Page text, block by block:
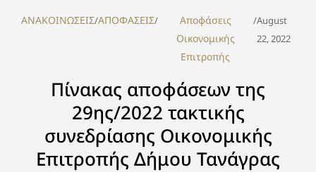
ΑΝΑΚΟΙΝΩΣΕΙΣ/ΑΠΟΦΑΣΕΙΣ/
Αποφάσεις
Οικονομικής
Επιτροπής
/August
22, 2022
Πίνακας αποφάσεων της
29ης/2022 τακτικής
συνεδρίασης Οικονομικής
Επιτροπής Δήμου Τανάγρας